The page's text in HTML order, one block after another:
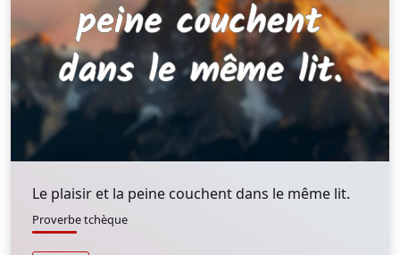
Le plaisir et la peine couchent dans le même lit.
Proverbe tchèque